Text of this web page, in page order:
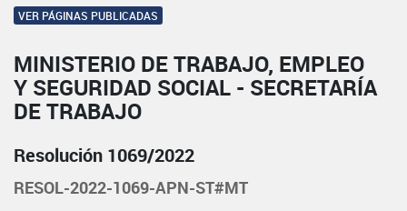
VER PÁGINAS PUBLICADAS
MINISTERIO DE TRABAJO, EMPLEO
Y SEGURIDAD SOCIAL - SECRETARÍA
DE TRABAJO
Resolución 1069/2022
RESOL-2022-1069-APN-ST#MT